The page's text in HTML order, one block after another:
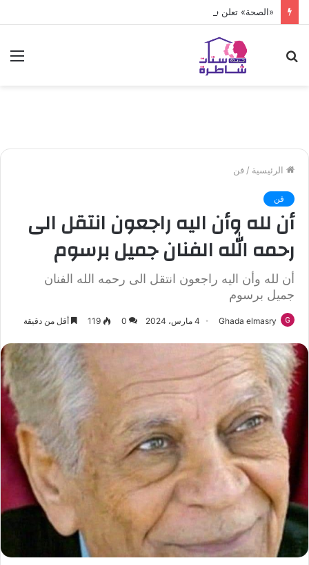
«الصحة» تعلن فحص أكثر من 10 ملايين طفل
الرئيسية / فن
فن
أن لله وأن اليه راجعون انتقل الى
رحمه الله الفنان جميل برسوم
أن لله وأن اليه راجعون انتقل الى رحمه الله الفنان
جميل برسوم
Ghada elmasry 4 مارس، 2024 0
119 أقل من دقيقة